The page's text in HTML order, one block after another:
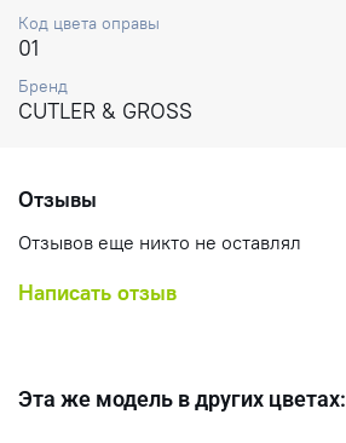
Код цвета оправы
01
Бренд
CUTLER & GROSS
Отзывы
Отзывов еще никто не оставлял
Написать отзыв
Эта же модель в других цветах: